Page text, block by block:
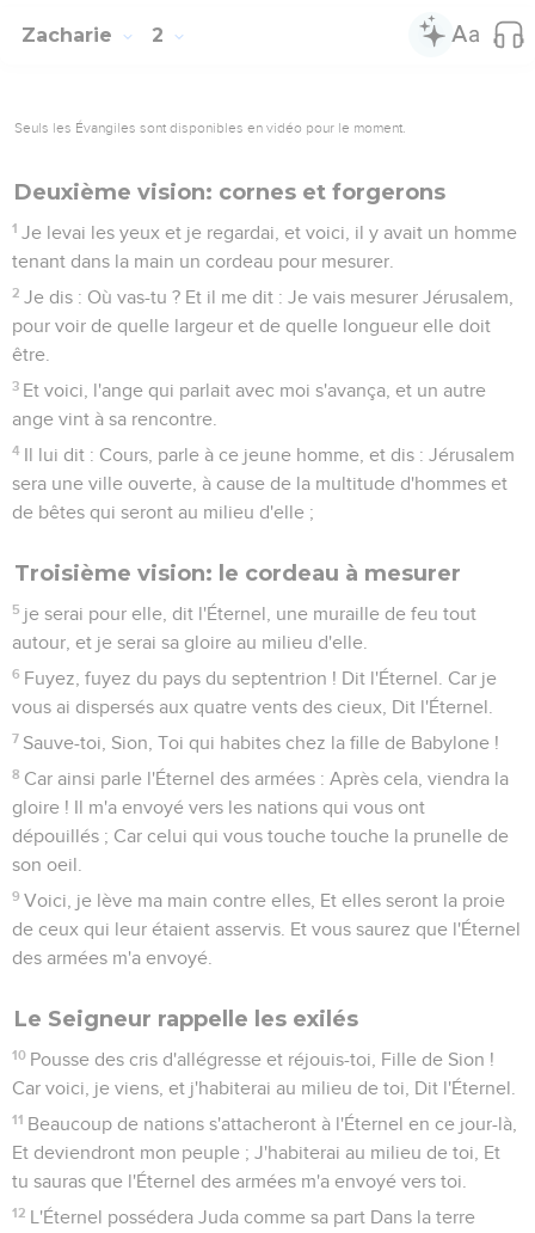
Zacharie 2
Seuls les Évangiles sont disponibles en vidéo pour le moment.
Deuxième vision: cornes et forgerons
1 Je levai les yeux et je regardai, et voici, il y avait un homme
tenant dans la main un cordeau pour mesurer.
2 Je dis : Où vas-tu ? Et il me dit : Je vais mesurer Jérusalem,
pour voir de quelle largeur et de quelle longueur elle doit
être.
3 Et voici, l'ange qui parlait avec moi s'avança, et un autre
ange vint à sa rencontre.
4 Il lui dit : Cours, parle à ce jeune homme, et dis : Jérusalem
sera une ville ouverte, à cause de la multitude d'hommes et
de bêtes qui seront au milieu d'elle ;
Troisième vision: le cordeau à mesurer
5 je serai pour elle, dit l'Éternel, une muraille de feu tout
autour, et je serai sa gloire au milieu d'elle.
6 Fuyez, fuyez du pays du septentrion ! Dit l'Éternel. Car je
vous ai dispersés aux quatre vents des cieux, Dit l'Éternel.
7 Sauve-toi, Sion, Toi qui habites chez la fille de Babylone !
8 Car ainsi parle l'Éternel des armées : Après cela, viendra la
gloire ! Il m'a envoyé vers les nations qui vous ont
dépouillés ; Car celui qui vous touche touche la prunelle de
son oeil.
9 Voici, je lève ma main contre elles, Et elles seront la proie
de ceux qui leur étaient asservis. Et vous saurez que l'Éternel
des armées m'a envoyé.
Le Seigneur rappelle les exilés
10 Pousse des cris d'allégresse et réjouis-toi, Fille de Sion !
Car voici, je viens, et j'habiterai au milieu de toi, Dit l'Éternel.
11 Beaucoup de nations s'attacheront à l'Éternel en ce jour-là,
Et deviendront mon peuple ; J'habiterai au milieu de toi, Et
tu sauras que l'Éternel des armées m'a envoyé vers toi.
12 L'Éternel possédera Juda comme sa part Dans la terre